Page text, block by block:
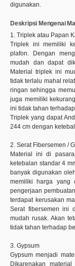
digunakan.
Deskripsi Mengenai
1. Triplek atau Papan
Triplek ini memiliki
plafon. Dengan
mudah dan dapat
Material triplek ini
tidak terlalu mahal
ringan sehingga
juga memiliki
ini tidak tahan
Triplek yang dapat
244 cm dengan
2. Serat Fibersemen /
Material ini di
ketebalan standar 4
banyak digunakan
memiliki harga yang
pengerjaan
terdapat kerusakan
Serat fibersemen ini
mudah rusak. Akan
tidak tahan terhadap
3. Gypsum
Gypsum menjadi
Dikarenakan